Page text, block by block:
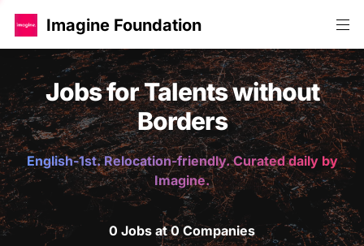
Imagine Foundation
Jobs for Talents without
Borders
English-1st. Relocation-friendly. Curated daily by
Imagine.
0 Jobs at 0 Companies